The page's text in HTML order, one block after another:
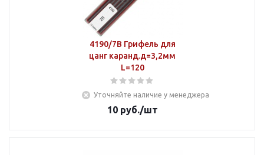
4190/7В Грифель для
цанг каранд.д=3,2мм
L=120
Уточняйте наличие у менеджера
10руб./шт